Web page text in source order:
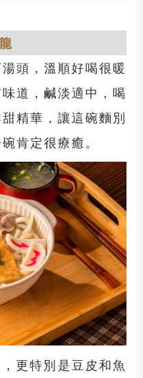
頭，溫順好喝很暖
道，鹹淡適中，喝
精華，讓這碗麵別
肯定很療癒。
更特別是豆皮和魚